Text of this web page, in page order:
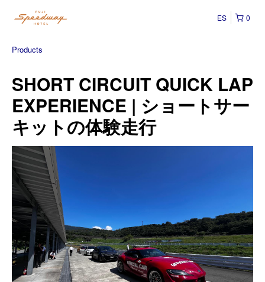
0
ES
Products
SHORT CIRCUIT QUICK LAP
EXPERIENCE | ショートサー
キットの体験走行